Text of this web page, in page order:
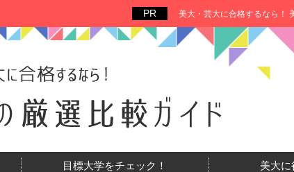
美大・芸大に合格するなら！
目標大学をチェック！
美大に